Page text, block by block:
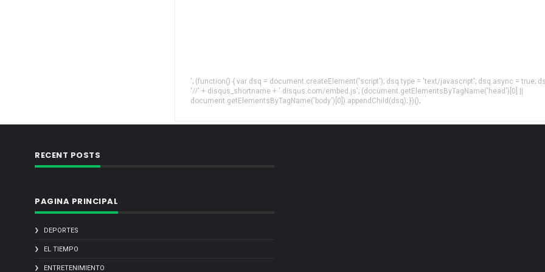
'; (function() { var dsq = document.createElement('script'); dsq.type = 'text/javascript'; dsq.async = true;
'//' + disqus_shortname + '.disqus.com/embed.js'; (document.getElementsByTagName('head')[0] ||
document.getElementsByTagName('body')[0]).appendChild(dsq); })();
RECENT POSTS
PAGINA PRINCIPAL
DEPORTES
EL TIEMPO
ENTRETENIMIENTO